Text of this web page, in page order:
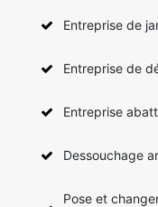
Entreprise de
Entreprise de
Entreprise
Dessouchage
Pose et